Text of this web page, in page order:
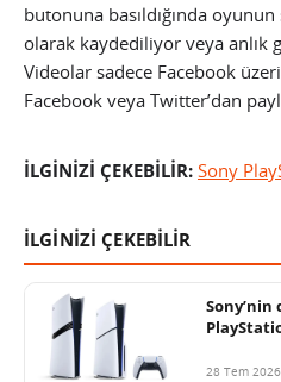
butonuna basıldığında
olarak kaydediliyor veya anlık
Videolar sadece Facebook
Facebook veya Twitter’dan
İLGİNİZİ ÇEKEBİLİR: Sony
İLGİNİZİ ÇEKEBİLİR
Sony’nin
28 Tem 2026